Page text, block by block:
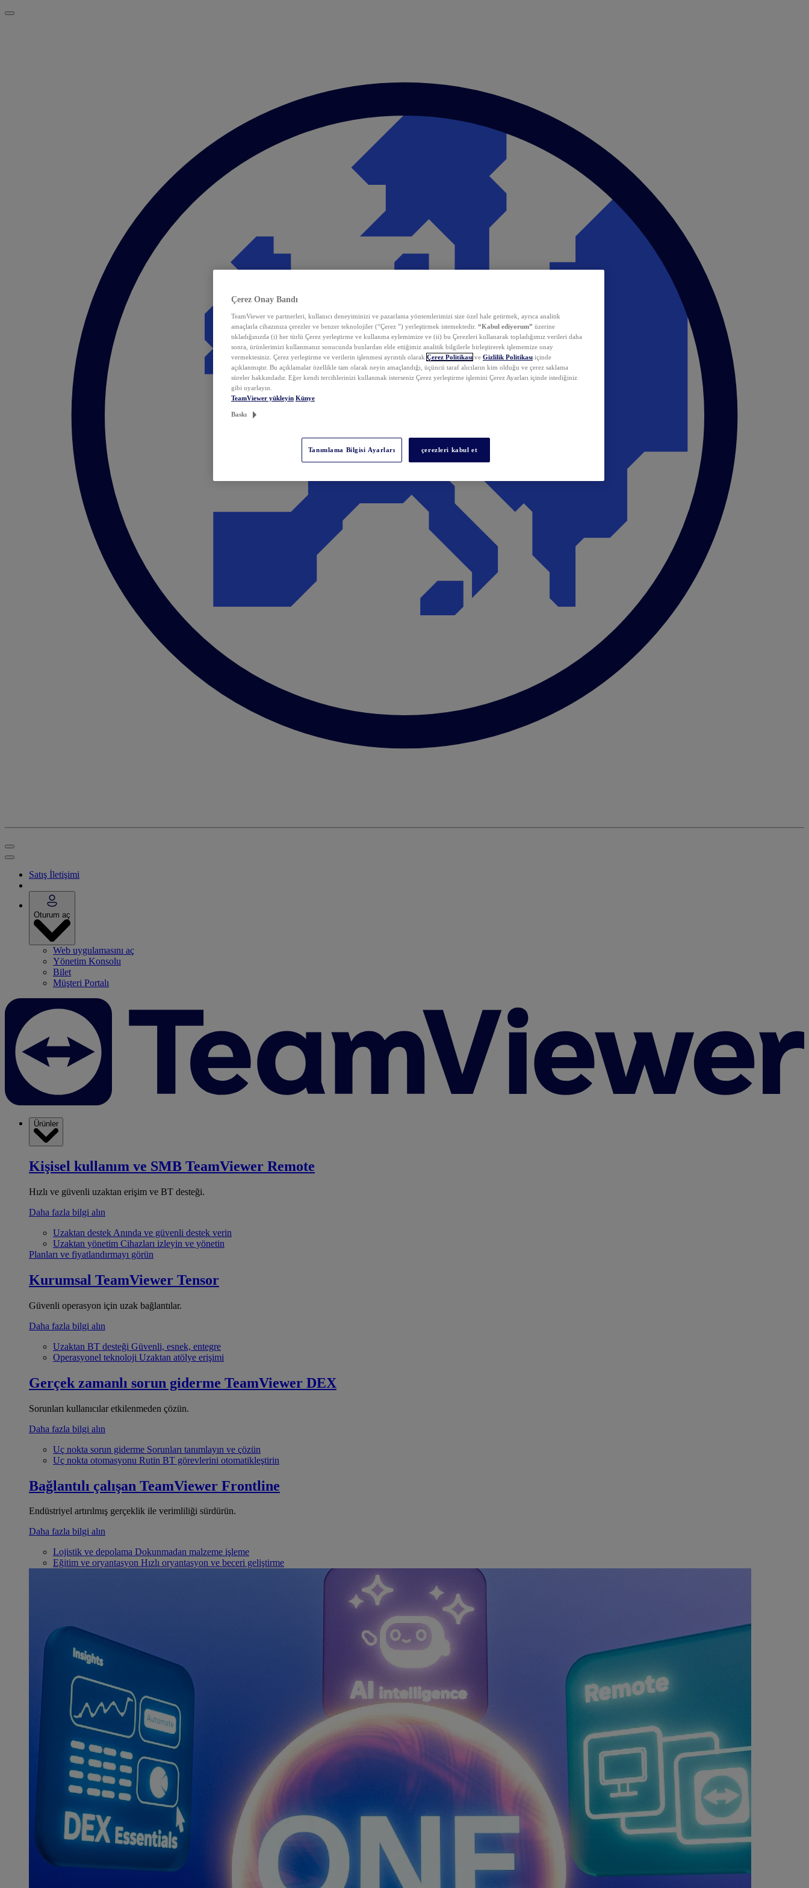
Satış İletişimi
Oturum aç
Web uygulamasını aç
Yönetim Konsolu
Bilet
Müşteri Portalı
Ürünler
Kişisel kullanım ve SMB TeamViewer Remote
Hızlı ve güvenli uzaktan erişim ve BT desteği.
Daha fazla bilgi alın
Uzaktan destek Anında ve güvenli destek verin
Uzaktan yönetim Cihazları izleyin ve yönetin
Planları ve fiyatlandırmayı görün
Kurumsal TeamViewer Tensor
Güvenli operasyon için uzak bağlantılar.
Daha fazla bilgi alın
Uzaktan BT desteği Güvenli, esnek, entegre
Operasyonel teknoloji Uzaktan atölye erişimi
Gerçek zamanlı sorun giderme TeamViewer DEX
Sorunları kullanıcılar etkilenmeden çözün.
Daha fazla bilgi alın
Uç nokta sorun giderme Sorunları tanımlayın ve çözün
Uç nokta otomasyonu Rutin BT görevlerini otomatikleştirin
Bağlantılı çalışan TeamViewer Frontline
Endüstriyel artırılmış gerçeklik ile verimliliği sürdürün.
Daha fazla bilgi alın
Lojistik ve depolama Dokunmadan malzeme işleme
Eğitim ve oryantasyon Hızlı oryantasyon ve beceri geliştirme
Çerez Onay Bandı
TeamViewer ve partnerleri, kullanıcı deneyiminizi ve pazarlama yöntemlerimizi size özel hale getirmek, ayrıca analitik
amaçlarla cihazınıza çerezler ve benzer teknolojiler (“Çerez ”) yerleştirmek istemektedir. “Kabul ediyorum” üzerine
tıkladığınızda (i) her türlü Çerez yerleştirme ve kullanma eylemimize ve (ii) bu Çerezleri kullanarak topladığımız verileri daha
sonra, ürünlerimizi kullanmanız sonucunda bunlardan elde ettiğimiz analitik bilgilerle birleştirerek işlememize onay
vermektesiniz. Çerez yerleştirme ve verilerin işlenmesi ayrıntılı olarak Çerez Politikası ve Gizlilik Politikası içinde
açıklanmıştır. Bu açıklamalar özellikle tam olarak neyin amaçlandığı, üçüncü taraf alıcıların kim olduğu ve çerez saklama
süreler hakkındadır. Eğer kendi tercihlerinizi kullanmak isterseniz Çerez yerleştirme işlemini Çerez Ayarları içinde istediğiniz
gibi uyarlayın.
TeamViewer yükleyin Künye
Baskı
Tanımlama Bilgisi Ayarları çerezleri kabul et